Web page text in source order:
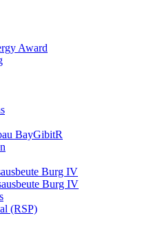
Award
BayGibitR
Burg IV
Burg IV
(RSP)